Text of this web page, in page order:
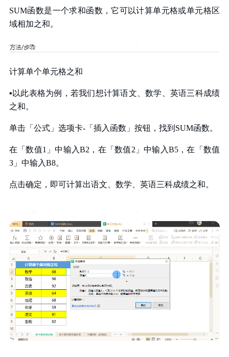
SUM函数是一个求和函数，它可以计算单元格或单元格区
域相加之和。
计算单个单元格之和
▪以此表格为例，若我们想计算语文、数学、英语三科成绩
之和。
单击「公式」选项卡- 「插入函数」按钮，找到 SUM函数。
在「数值1 」中输入B2 ，在「数值2」中输入B5，在「数值
3 」中输入B8。
点击确定，即可计算出语文、数学、英语三科成绩之和。